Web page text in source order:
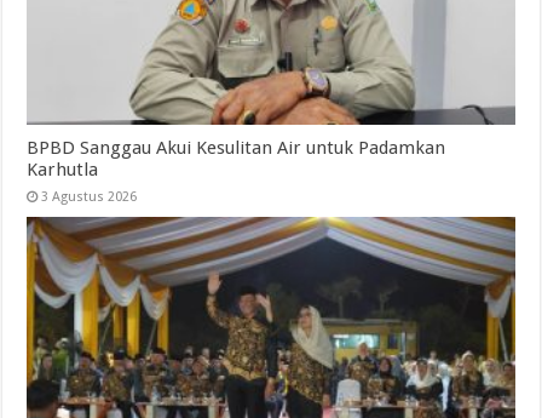
BPBD Sanggau Akui Kesulitan Air untuk Padamkan
Karhutla
3 Agustus 2026